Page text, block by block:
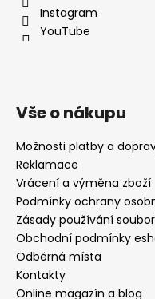
Instagram
YouTube
Vše o nákupu
Možnosti platby a
Reklamace
Vrácení a výměna zboží
Podmínky ochrany
Zásady používání
Obchodní podmínky
Odběrná místa
Kontakty
Online magazín a blog